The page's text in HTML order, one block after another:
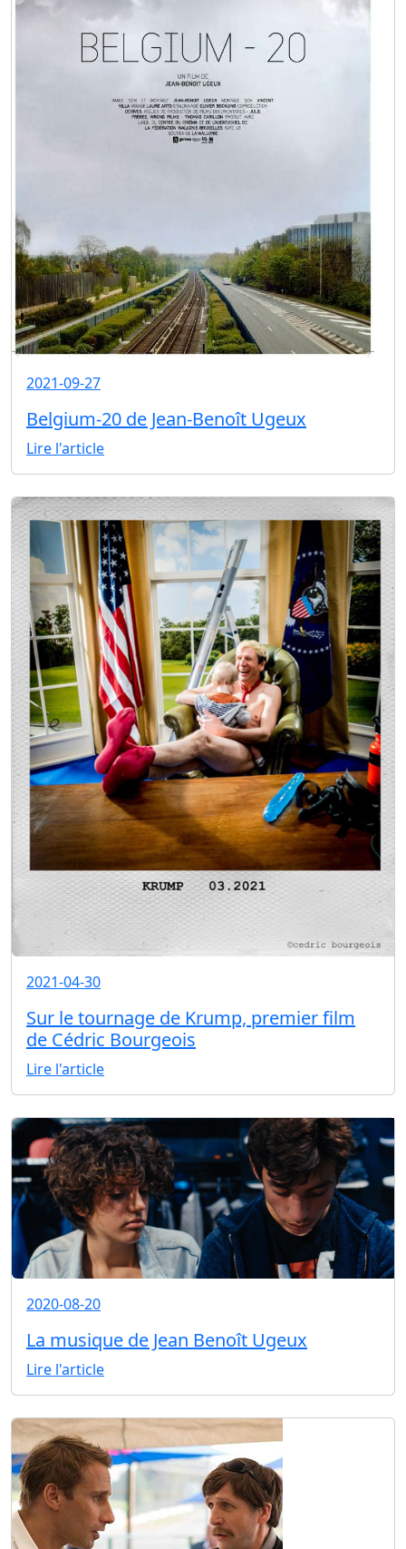
2021-09-27
Belgium-20 de Jean-Benoît Ugeux
Lire l'article
2021-04-30
Sur le tournage de Krump, premier film
de Cédric Bourgeois
Lire l'article
2020-08-20
La musique de Jean Benoît Ugeux
Lire l'article